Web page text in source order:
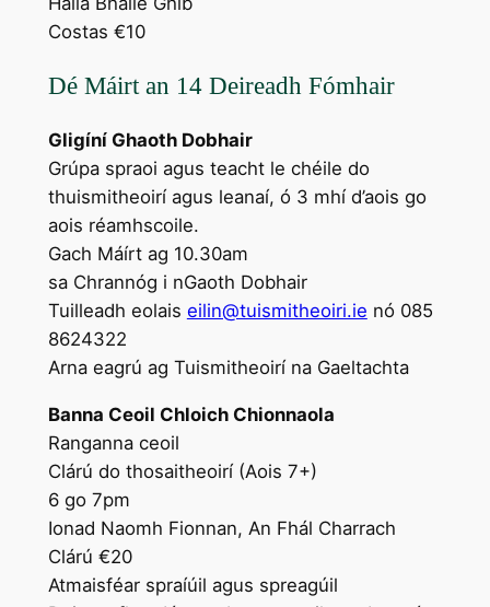
Costas €10
Dé Máirt an 14 Deireadh Fómhair
Gligíní Ghaoth Dobhair
Grúpa spraoi agus teacht le chéile do
thuismitheoirí agus leanaí, ó 3 mhí d’aois go
aois réamhscoile.
Gach Máírt ag 10.30am
sa Chrannóg i nGaoth Dobhair
Tuilleadh eolais eilin@tuismitheoiri.ie nó 085
8624322
Arna eagrú ag Tuismitheoirí na Gaeltachta
Banna Ceoil Chloich Chionnaola
Ranganna ceoil
Clárú do thosaitheoirí (Aois 7+)
6 go 7pm
Ionad Naomh Fionnan, An Fhál Charrach
Clárú €20
Atmaisféar spraíúil agus spreagúil